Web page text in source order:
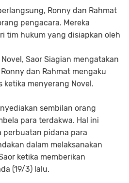
Ronny dan Rahmat
pengacara. Mereka
tim hukum yang disiapkan oleh
Saor Siagian mengatakan
dan Rahmat mengaku
menyerang Novel.
sembilan orang
para terdakwa. Hal ini
perbuatan pidana para
dalam melaksanakan
ketika memberikan
(19/3) lalu.